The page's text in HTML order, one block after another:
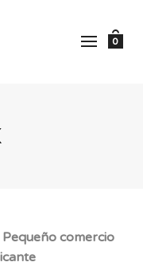
0
Pequeño comercio